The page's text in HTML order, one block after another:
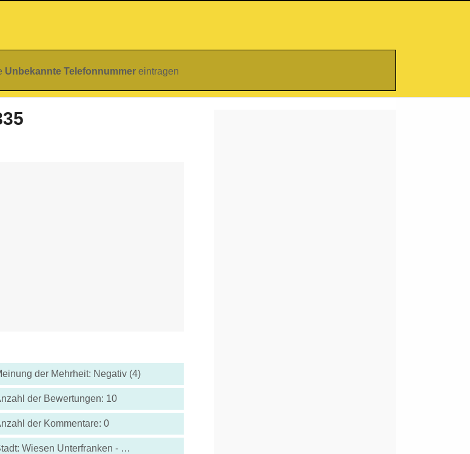
Unbekannte Telefonnummer eintragen
der Mehrheit: Negativ (4)
der Bewertungen: 10
der Kommentare: 0
Stadt: Wiesen Unterfranken - Deutschland